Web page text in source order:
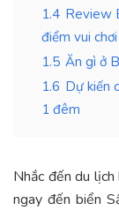
1.4 Review
điểm vui chơi
1.5 Ăn gì ở
1.6 Dự kiến
1 đêm
Nhắc đến du
ngay đến biển